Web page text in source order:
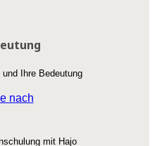
Ihre Bedeutung
nach